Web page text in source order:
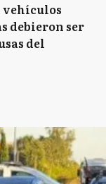
vehículos
debieron ser
del